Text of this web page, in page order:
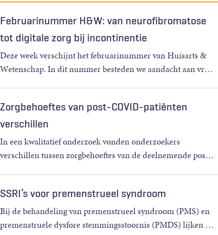
Februarinummer H&W: van neurofibromatose
tot digitale zorg bij incontinentie
Deze week verschijnt het februarinummer van Huisarts &
Wetenschap. In dit nummer besteden we aandacht aan vr…
Zorgbehoeftes van post-COVID-patiënten
verschillen
In een kwalitatief onderzoek vonden onderzoekers
verschillen tussen zorgbehoeftes van de deelnemende pos…
SSRI’s voor premenstrueel syndroom
Bij de behandeling van premenstrueel syndroom (PMS) en
premenstruele dysfore stemmingsstoornis (PMDS) lijken …